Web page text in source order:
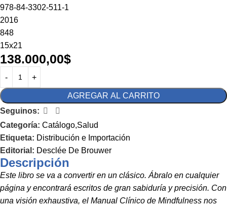
978-84-3302-511-1
2016
848
15x21
138.000,00$
AGREGAR AL CARRITO
Seguinos:
Categoría: Catálogo,Salud
Etiqueta: Distribución e Importación
Editorial: Desclée De Brouwer
Descripción
Este libro se va a convertir en un clásico. Ábralo en cualquier
página y encontrará escritos de gran sabiduría y precisión. Con
una visión exhaustiva, el Manual Clínico de Mindfulness nos